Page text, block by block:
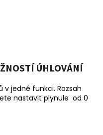
ÚHLOVÁNÍ
v jedné funkci. Rozsah
nastavit plynule od 0